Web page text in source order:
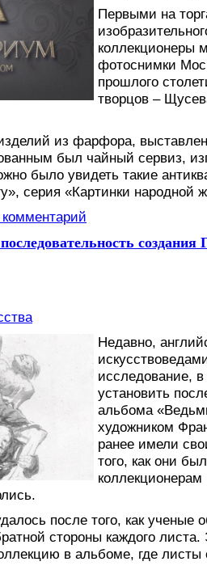
Первыми на
коллекционеры
фотоснимки
прошлого
творцов –
из фарфора,
был чайный сервиз,
было увидеть такие
серия «Картинки народной
создания
Недавно,
исследование, в
установить
альбома
художником
ранее имели
того, как они
коллекционерам
после того, как ученые
стороны каждого
в альбоме, где